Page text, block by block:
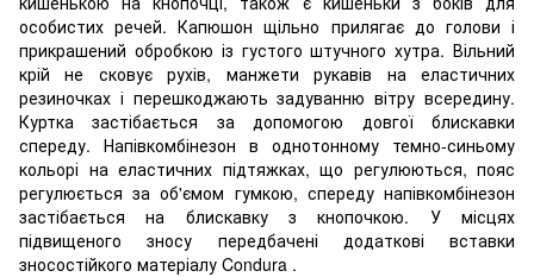
особистих речей. Капюшон щільно прилягає до голови і
прикрашений обробкою із густого штучного хутра. Вільний
крій не сковує рухів, манжети рукавів на еластичних
резиночках і перешкоджають задуванню вітру всередину.
Куртка застібається за допомогою довгої блискавки
спереду. Напівкомбінезон в однотонному темно-синьому
кольорі на еластичних підтяжках, що регулюються, пояс
регулюється за об'ємом гумкою, спереду напівкомбінезон
застібається на блискавку з кнопочкою. У місцях
підвищеного зносу передбачені додаткові вставки
зносостійкого матеріалу Condura .